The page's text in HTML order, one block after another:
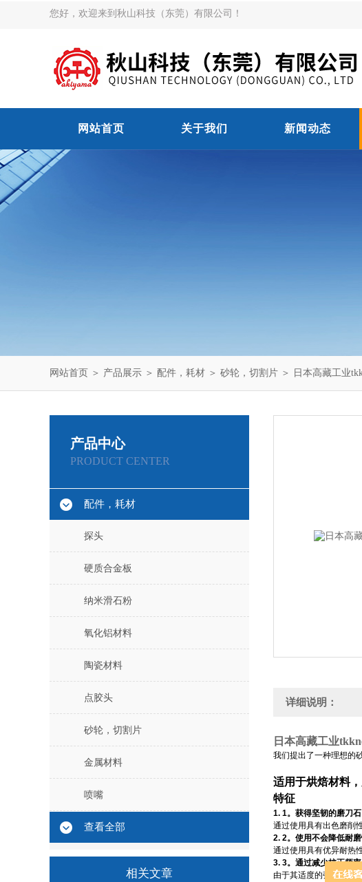
您好，欢迎来到秋山科技（东莞）有限公司！
网站首页 关于我们 新闻动态
网站首页 ＞ 产品展示 ＞ 配件，耗材 ＞ 砂轮，切割片 ＞ 日本高藏工业
产品中心
PRODUCT CENTER
配件，耗材
探头
硬质合金板
纳米滑石粉
氧化铝材料
陶瓷材料
点胶头
砂轮，切割片
金属材料
喷嘴
查看全部
相关文章
详细说明：
日本高藏工业
我们提出了一种理想的
适用于烘焙材料
特征
1. 1。获得坚韧的磨刀
通过使用具有出色磨削
2. 2。使用不会降低耐
通过使用具有优异耐热
3. 3。通过减少校正频
由于其适度的弹性而保